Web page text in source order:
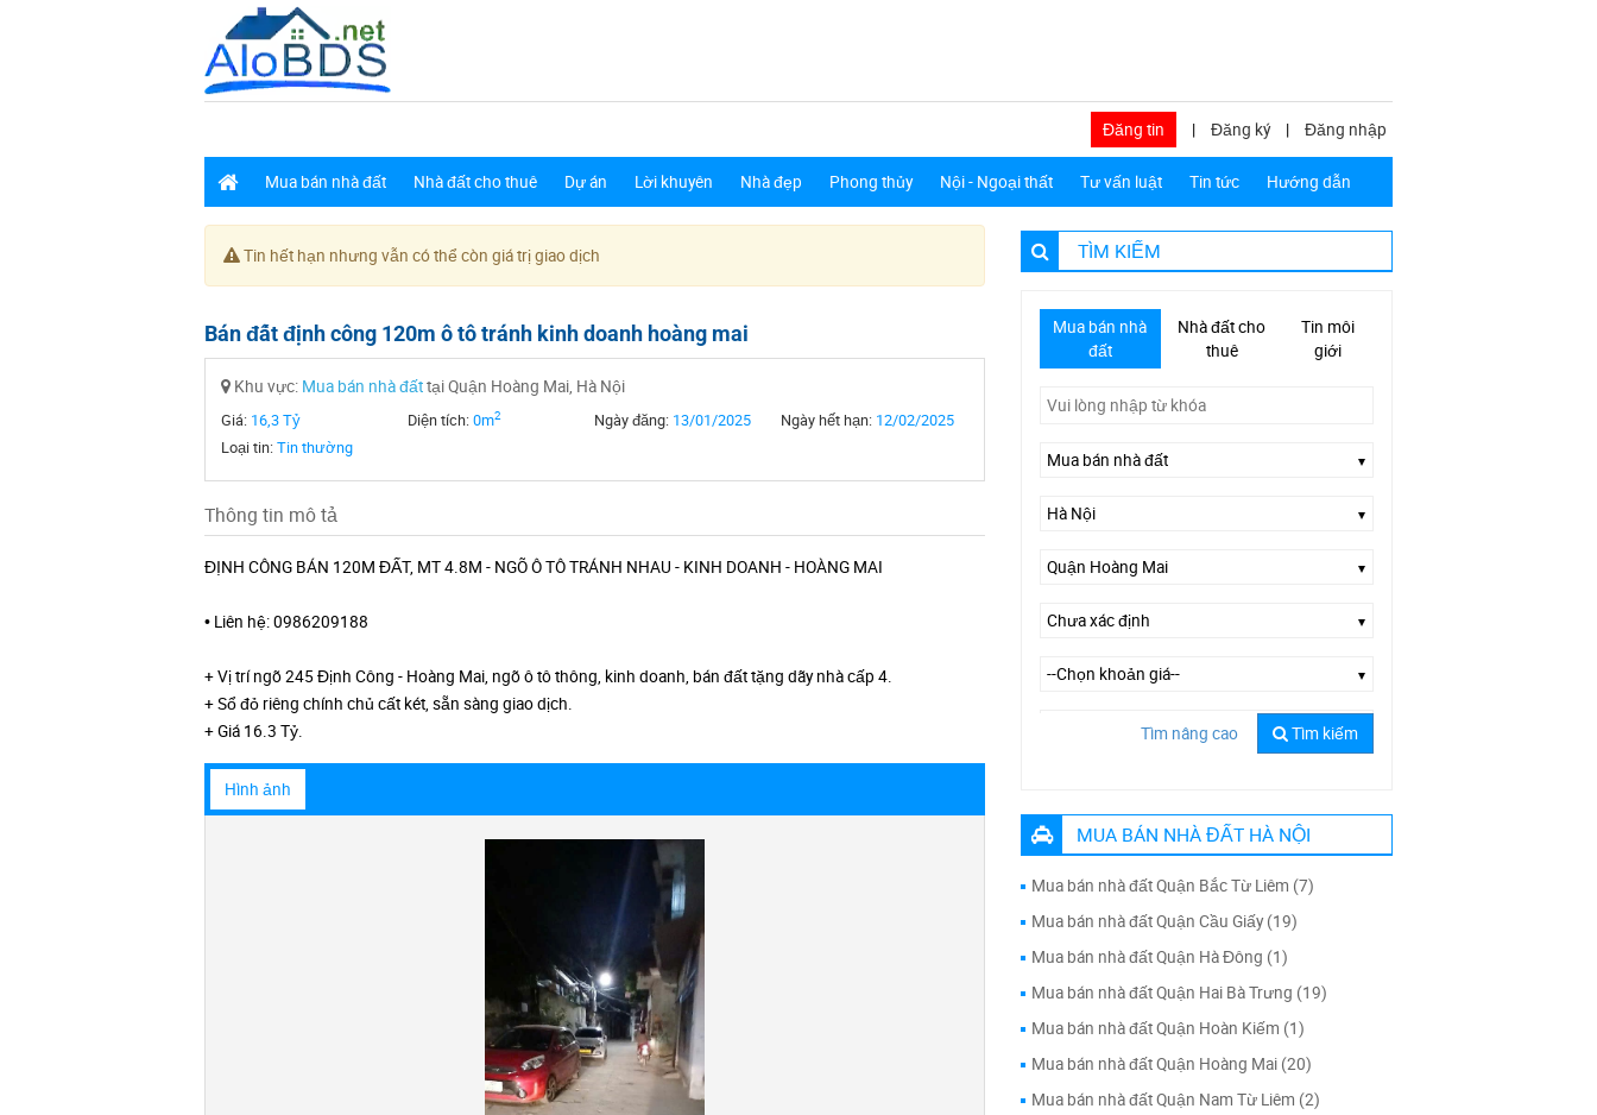
Đăng tin | Đăng ký | Đăng nhập
Mua bán nhà đất Nhà đất cho thuê Dự án Lời khuyên Nhà đẹp Phong thủy Nội - Ngoại thất Tư vấn luật Tin tức Hướng dẫn
Tin hết hạn nhưng vẫn có thể còn giá trị giao dịch
Bán đất định công 120m ô tô tránh kinh doanh hoàng mai
Khu vực: Mua bán nhà đấttại Quận Hoàng Mai, Hà Nội
Giá: 16,3 Tỷ Diện tích:0m2 Ngày đăng: 13/01/2025 Ngày hết hạn: 12/02/2025
Loại tin:Tin thường
Thông tin mô tả
ĐỊNH CÔNG BÁN 120M ĐẤT, MT 4.8M - NGÕ Ô TÔ TRÁNH NHAU - KINH DOANH - HOÀNG MAI
• Liên hệ: 0986209188
+ Vị trí ngõ 245 Định Công - Hoàng Mai, ngõ ô tô thông, kinh doanh, bán đất tặng dãy nhà cấp 4.
+ Sổ đỏ riêng chính chủ cất két, sẵn sàng giao dịch.
+ Giá 16.3 Tỷ.
Hình ảnh
TÌM KIẾM
Mua bán nhà
đất
Nhà đất cho
thuê
Tin môi
giới
Tìm nâng cao Tìm kiếm
MUA BÁN NHÀ ĐẤT HÀ NỘI
Mua bán nhà đất Quận Bắc Từ Liêm (7)
Mua bán nhà đất Quận Cầu Giấy (19)
Mua bán nhà đất Quận Hà Đông (1)
Mua bán nhà đất Quận Hai Bà Trưng (19)
Mua bán nhà đất Quận Hoàn Kiếm (1)
Mua bán nhà đất Quận Hoàng Mai (20)
Mua bán nhà đất Quận Nam Từ Liêm (2)